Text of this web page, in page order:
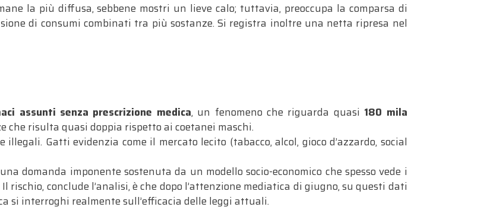
la più diffusa, sebbene mostri un lieve calo; tuttavia, preoccupa la comparsa di
di consumi combinati tra più sostanze. Si registra inoltre una netta ripresa nel
assunti senza prescrizione medica, un fenomeno che riguarda quasi 180 mila
che risulta quasi doppia rispetto ai coetanei maschi.
Gatti evidenzia come il mercato lecito (tabacco, alcol, gioco d’azzardo, social
domanda imponente sostenuta da un modello socio-economico che spesso vede i
Il rischio, conclude l’analisi, è che dopo l’attenzione mediatica di giugno, su questi dati
si interroghi realmente sull’efficacia delle leggi attuali.